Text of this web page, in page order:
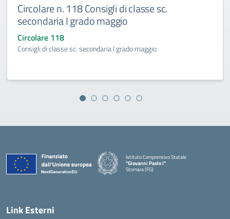
Circolare n. 118 Consigli di classe sc.
secondaria I grado maggio
Circolare 118
Consigli di classe sc. secondaria I grado maggio
Istituto Comprensivo Statale
"Giovanni Paolo I"
Stornara (FG)
Link Esterni